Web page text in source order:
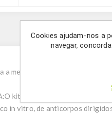
a medição quantitativa de
O kit ELISA DEMEDITEC para
in vitro, de anticorpos
Cookies ajudam-nos a
navegar,